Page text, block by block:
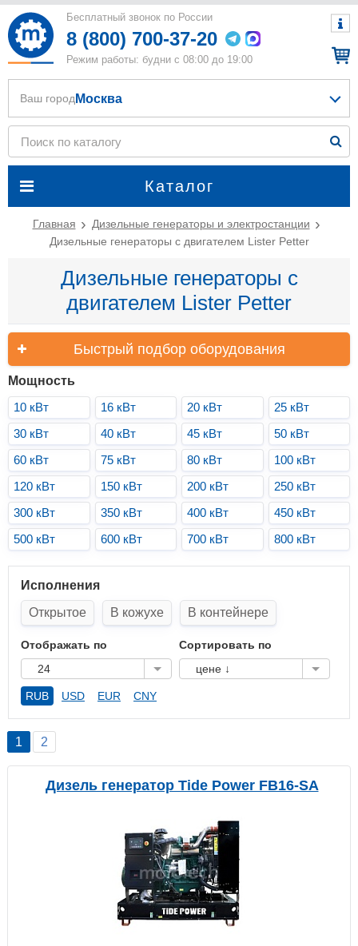
Бесплатный звонок по России
8 (800) 700-37-20
Режим работы: будни с 08:00 до 19:00
Каталог
Ваш город Москва
Главная
Дизельные генераторы и электростанции
Дизельные генераторы с двигателем Lister Petter
Дизельные генераторы с
двигателем Lister Petter
Быстрый подбор оборудования
Мощность
10 кВт
16 кВт 20 кВт
25 кВт
30 кВт
40 кВт 45 кВт
50 кВт
60 кВт
75 кВт 80 кВт
100 кВт
120 кВт
150 кВт 200 кВт
250 кВт
300 кВт
350 кВт 400 кВт
450 кВт
500 кВт
600 кВт 700 кВт 800 кВт
Исполнения
Открытое
В кожухе В контейнере
Отображать по
24
Сортировать по
цене ↓
RUB USD EUR CNY
1 2
Дизель генератор Tide Power FB16-SA